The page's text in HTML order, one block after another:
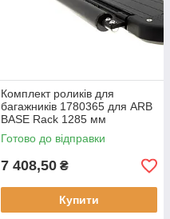
Комплект роликів для
багажників 1780365 для ARB
BASE Rack 1285 мм
Готово до відправки
7 408,50 ₴
Купити